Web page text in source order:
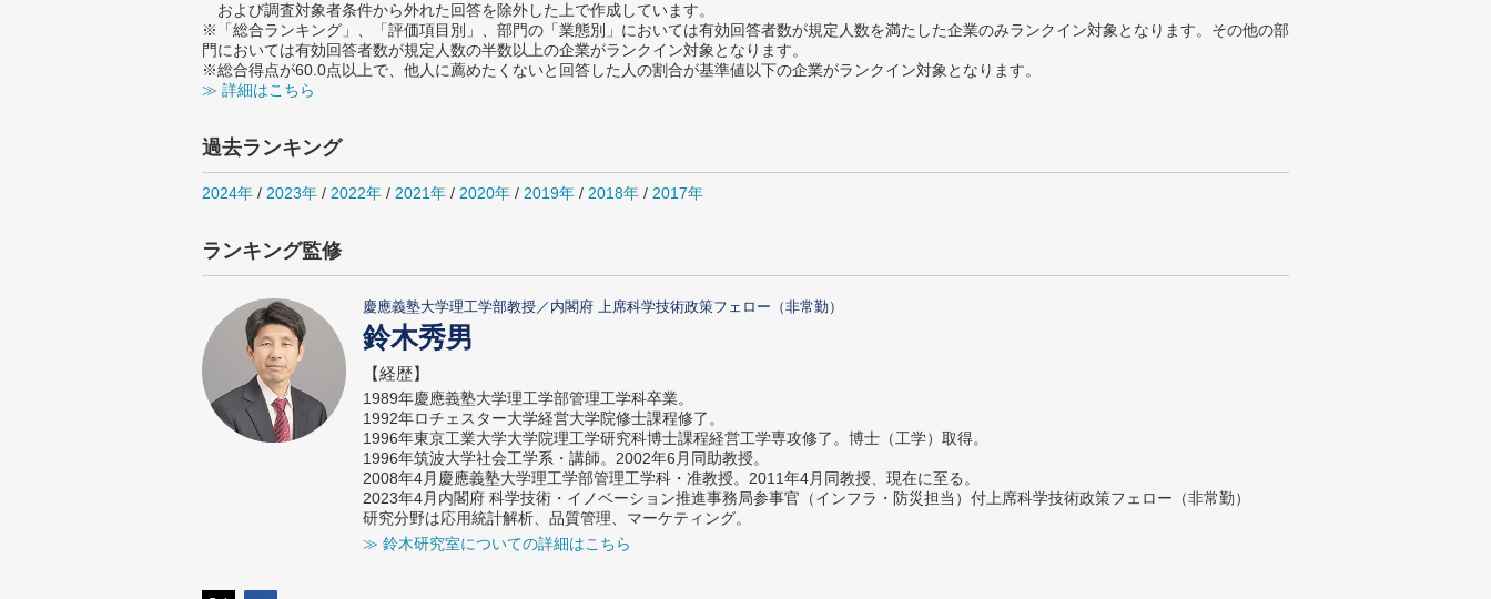
および調査対象者条件から外れた回答を除外した上で作成しています。
※「総合ランキング」、「評価項目別」、部門の「業態別」においては有効回答者数が規定人数を満たした企業のみランクイン対象となります。その他の部
門においては有効回答者数が規定人数の半数以上の企業がランクイン対象となります。
※総合得点が60.0点以上で、他人に薦めたくないと回答した人の割合が基準値以下の企業がランクイン対象となります。
≫ 詳細はこちら
過去ランキング
2024年 / 2023年 / 2022年 / 2021年 / 2020年 / 2019年 / 2018年 / 2017年
ランキング監修
慶應義塾大学理工学部教授／内閣府 上席科学技術政策フェロー（非常勤）
鈴木秀男
【経歴】
1989年慶應義塾大学理工学部管理工学科卒業。
1992年ロチェスター大学経営大学院修士課程修了。
1996年東京工業大学大学院理工学研究科博士課程経営工学専攻修了。博士（工学）取得。
1996年筑波大学社会工学系・講師。2002年6月同助教授。
2008年4月慶應義塾大学理工学部管理工学科・准教授。2011年4月同教授、現在に至る。
2023年4月内閣府 科学技術・イノベーション推進事務局参事官（インフラ・防災担当）付上席科学技術政策フェロー（非常勤）
研究分野は応用統計解析、品質管理、マーケティング。
≫ 鈴木研究室についての詳細はこちら